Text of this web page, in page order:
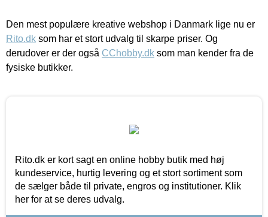
Den mest populære kreative webshop i Danmark lige nu er
Rito.dk som har et stort udvalg til skarpe priser. Og
derudover er der også CChobby.dk som man kender fra de
fysiske butikker.
Rito.dk er kort sagt en online hobby butik med høj
kundeservice, hurtig levering og et stort sortiment som
de sælger både til private, engros og institutioner. Klik
her for at se deres udvalg.